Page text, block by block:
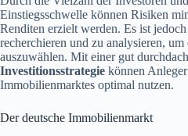
Einstiegsschwelle können Risiken
Renditen erzielt werden. Es ist
recherchieren und zu analysieren,
auszuwählen. Mit einer gut
Investitionsstrategie können
Immobilienmarktes optimal nutzen.
Der deutsche Immobilienmarkt